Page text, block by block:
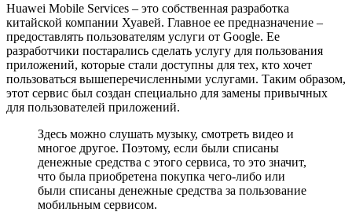
Huawei Mobile Services – это собственная разработка
китайской компании Хуавей. Главное ее предназначение –
предоставлять пользователям услуги от Google. Ее
разработчики постарались сделать услугу для пользования
приложений, которые стали доступны для тех, кто хочет
пользоваться вышеперечисленными услугами. Таким образом,
этот сервис был создан специально для замены привычных
для пользователей приложений.
Здесь можно слушать музыку, смотреть видео и
многое другое. Поэтому, если были списаны
денежные средства с этого сервиса, то это значит,
что была приобретена покупка чего-либо или
были списаны денежные средства за пользование
мобильным сервисом.